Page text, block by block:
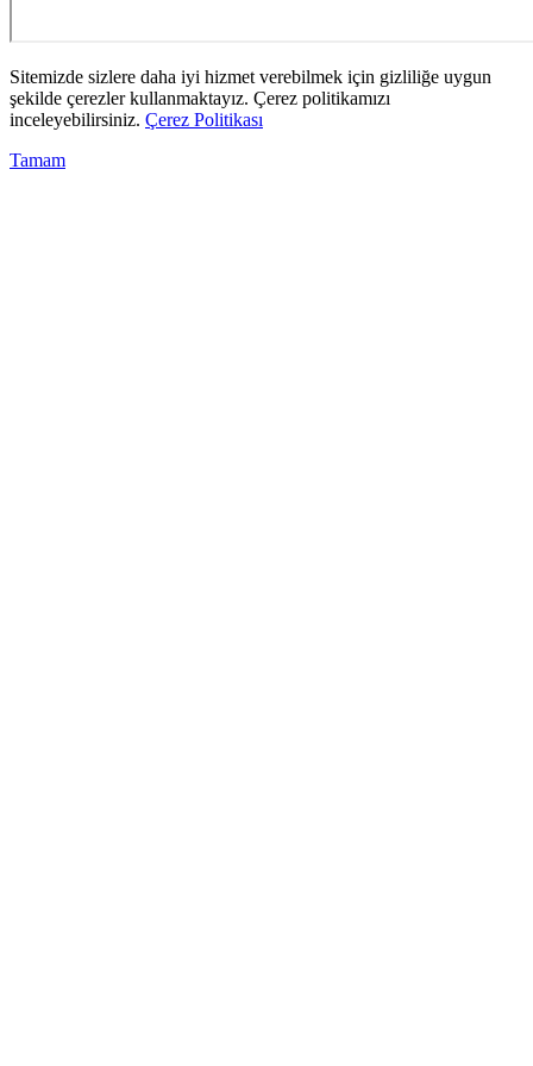
Sitemizde sizlere daha iyi hizmet verebilmek için gizliliğe uygun
şekilde çerezler kullanmaktayız. Çerez politikamızı
inceleyebilirsiniz. Çerez Politikası
Tamam